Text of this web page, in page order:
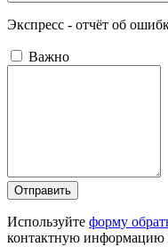
Экспресс - отчёт об
Важно
Отправить
Используйте форму
контактную информацию